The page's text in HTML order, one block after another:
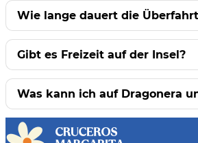
Wie lange dauert die
Gibt es Freizeit auf der Insel?
Was kann ich auf Dragonera